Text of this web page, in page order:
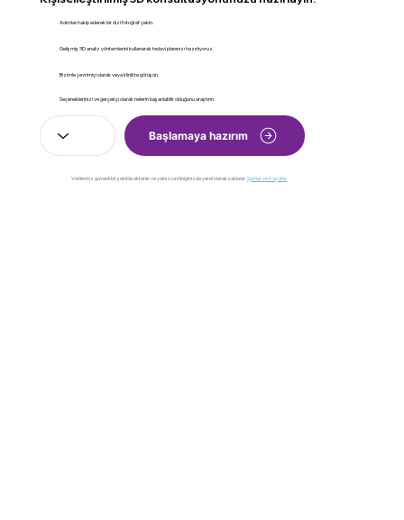
Adımları takip ederek bir dizi fotoğraf çekin.
Gelişmiş 3D analiz yöntemlerini kullanarak tedavi planınızı hazırlıyoruz.
Bizimle çevrimiçi olarak veya klinikte görüşün.
Seçeneklerinizi ve gerçekçi olarak nelerin başarılabilir olduğunu araştırın.
Başlamaya hazırım
Verileriniz güvenli bir şekilde aktarılır ve yalnızca kliniğinizde yerel olarak saklanır. Şartlar ve Koşullar